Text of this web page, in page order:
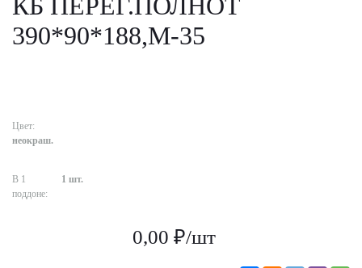
390*90*188,М-35
Цвет:
неокраш.
В 1
поддоне:
1 шт.
0,00 ₽/шт